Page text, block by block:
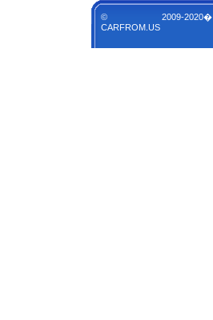
© 2009-2020�
CARFROM.US